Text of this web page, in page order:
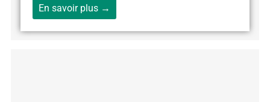
En savoir plus →